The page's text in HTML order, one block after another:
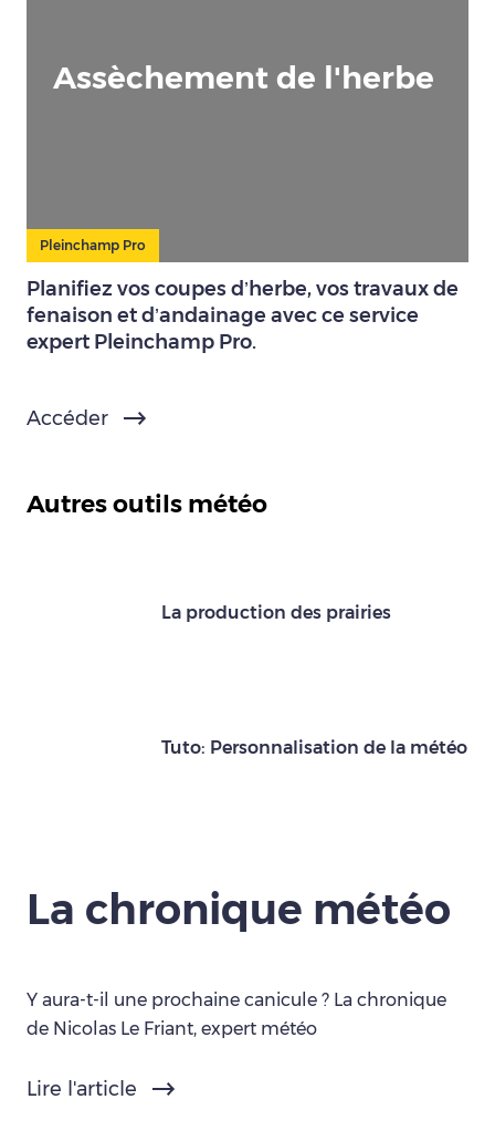
Assèchement de l'herbe
Pleinchamp Pro
Planifiez vos coupes d’herbe, vos travaux de
fenaison et d’andainage avec ce service
expert Pleinchamp Pro.
Accéder
Autres outils météo
La production des prairies
Tuto: Personnalisation de la météo
La chronique météo
Y aura-t-il une prochaine canicule ? La chronique
de Nicolas Le Friant, expert météo
Lire l'article